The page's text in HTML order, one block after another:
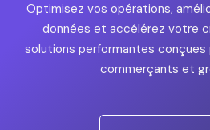
Optimisez vos opérations,
données et accélérez votre
solutions performantes
commerçants et